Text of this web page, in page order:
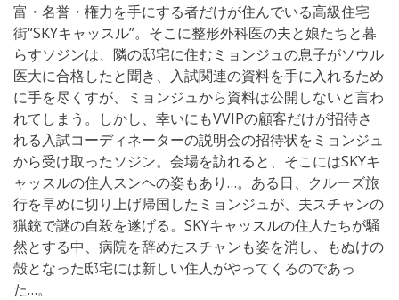
富・名誉・権力を手にする者だけが住んでいる高級住宅
街“SKYキャッスル”。そこに整形外科医の夫と娘たちと暮
らすソジンは、隣の邸宅に住むミョンジュの息子がソウル
医大に合格したと聞き、入試関連の資料を手に入れるため
に手を尽くすが、ミョンジュから資料は公開しないと言わ
れてしまう。しかし、幸いにもVVIPの顧客だけが招待さ
れる入試コーディネーターの説明会の招待状をミョンジュ
から受け取ったソジン。会場を訪れると、そこにはSKYキ
ャッスルの住人スンヘの姿もあり…。ある日、クルーズ旅
行を早めに切り上げ帰国したミョンジュが、夫スチャンの
猟銃で謎の自殺を遂げる。SKYキャッスルの住人たちが騒
然とする中、病院を辞めたスチャンも姿を消し、もぬけの
殻となった邸宅には新しい住人がやってくるのであっ
た…。